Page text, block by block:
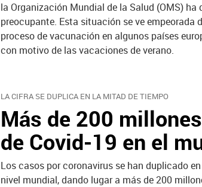
la Organización Mundial de la Salud (OMS)
preocupante. Esta situación se ve empeorada
proceso de vacunación en algunos países
con motivo de las vacaciones de verano.
LA CIFRA SE DUPLICA EN LA MITAD DE TIEMPO
Más de 200
de Covid-19 en el
Los casos por coronavirus se han duplicado
nivel mundial, dando lugar a más de 200